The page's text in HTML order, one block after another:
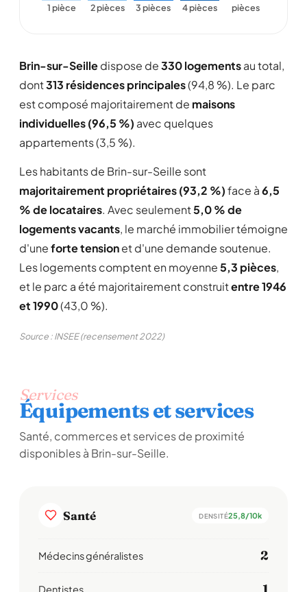
1 pièce
2 pièces
3 pièces 4 pièces
pièces
Brin-sur-Seilledispose de330 logementsau total,
dont313 résidences principales(94,8 %). Le parc
est composé majoritairement de maisons
individuelles (96,5 %) avec quelques
appartements (3,5 %).
Les habitants de Brin-sur-Seille sont
majoritairement propriétaires (93,2 %)face à6,5
% de locataires. Avec seulement5,0 % de
logements vacants, le marché immobilier témoigne
d'uneforte tensionet d'une demande soutenue.
Les logements comptent en moyenne5,3 pièces,
et le parc a été majoritairement construitentre 1946
et 1990(43,0 %).
Source : INSEE (recensement 2022)
Services
Équipements et services
Santé, commerces et services de proximité
disponibles à Brin-sur-Seille.
Santé DENSITÉ25,8/10k
Médecins généralistes 2
Dentistes